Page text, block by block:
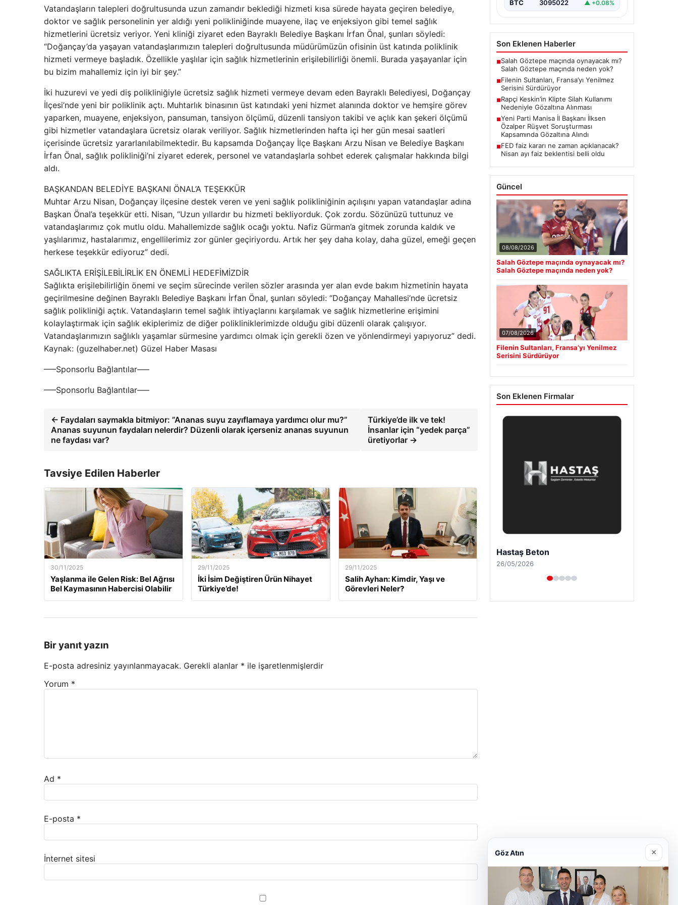
Vatandaşların talepleri doğrultusunda uzun zamandır beklediği hizmeti kısa sürede hayata geçiren belediye,
doktor ve sağlık personelinin yer aldığı yeni polikliniğinde muayene, ilaç ve enjeksiyon gibi temel sağlık
hizmetlerini ücretsiz veriyor. Yeni kliniği ziyaret eden Bayraklı Belediye Başkanı İrfan Önal, şunları söyledi:
“Doğançay’da yaşayan vatandaşlarımızın talepleri doğrultusunda müdürümüzün ofisinin üst katında poliklinik
hizmeti vermeye başladık. Özellikle yaşlılar için sağlık hizmetlerinin erişilebilirliği önemli. Burada yaşayanlar için
bu bizim mahallemiz için iyi bir şey.”
İki huzurevi ve yedi diş polikliniğiyle ücretsiz sağlık hizmeti vermeye devam eden Bayraklı Belediyesi, Doğançay
İlçesi’nde yeni bir poliklinik açtı. Muhtarlık binasının üst katındaki yeni hizmet alanında doktor ve hemşire görev
yaparken, muayene, enjeksiyon, pansuman, tansiyon ölçümü, düzenli tansiyon takibi ve açlık kan şekeri ölçümü
gibi hizmetler vatandaşlara ücretsiz olarak veriliyor. Sağlık hizmetlerinden hafta içi her gün mesai saatleri
içerisinde ücretsiz yararlanılabilmektedir. Bu kapsamda Doğançay İlçe Başkanı Arzu Nisan ve Belediye Başkanı
İrfan Önal, sağlık polikliniği’ni ziyaret ederek, personel ve vatandaşlarla sohbet ederek çalışmalar hakkında bilgi
aldı.
BAŞKANDAN BELEDİYE BAŞKANI ÖNAL’A TEŞEKKÜR
Muhtar Arzu Nisan, Doğançay ilçesine destek veren ve yeni sağlık polikliniğinin açılışını yapan vatandaşlar adına
Başkan Önal’a teşekkür etti. Nisan, “Uzun yıllardır bu hizmeti bekliyorduk. Çok zordu. Sözünüzü tuttunuz ve
vatandaşlarımız çok mutlu oldu. Mahallemizde sağlık ocağı yoktu. Nafiz Gürman’a gitmek zorunda kaldık ve
yaşlılarımız, hastalarımız, engellilerimiz zor günler geçiriyordu. Artık her şey daha kolay, daha güzel, emeği geçen
herkese teşekkür ediyoruz” dedi.
SAĞLIKTA ERİŞİLEBİLİRLİK EN ÖNEMLİ HEDEFİMİZDİR
Sağlıkta erişilebilirliğin önemi ve seçim sürecinde verilen sözler arasında yer alan evde bakım hizmetinin hayata
geçirilmesine değinen Bayraklı Belediye Başkanı İrfan Önal, şunları söyledi: “Doğançay Mahallesi’nde ücretsiz
sağlık polikliniği açtık. Vatandaşların temel sağlık ihtiyaçlarını karşılamak ve sağlık hizmetlerine erişimini
kolaylaştırmak için sağlık ekiplerimiz de diğer polikliniklerimizde olduğu gibi düzenli olarak çalışıyor.
Vatandaşlarımızın sağlıklı yaşamlar sürmesine yardımcı olmak için gerekli özen ve yönlendirmeyi yapıyoruz” dedi.
Kaynak: (guzelhaber.net) Güzel Haber Masası
—–Sponsorlu Bağlantılar—–
—–Sponsorlu Bağlantılar—–
← Faydaları saymakla bitmiyor: ”Ananas suyu zayıflamaya yardımcı olur mu?”
Ananas suyunun faydaları nelerdir? Düzenli olarak içerseniz ananas suyunun
ne faydası var?
Türkiye’de ilk ve tek!
İnsanlar için “yedek parça”
üretiyorlar →
Tavsiye Edilen Haberler
30/11/2025
Yaşlanma ile Gelen Risk: Bel Ağrısı
Bel Kaymasının Habercisi Olabilir
29/11/2025
İki İsim Değiştiren Ürün Nihayet
Türkiye’de!
29/11/2025
Salih Ayhan: Kimdir, Yaşı ve
Görevleri Neler?
Bir yanıt yazın
E-posta adresiniz yayınlanmayacak. Gerekli alanlar * ile işaretlenmişlerdir
Yorum *
Ad *
E-posta *
İnternet sitesi
BTC 3095022 ▲ +0.08%
Son Eklenen Haberler
■Salah Göztepe maçında oynayacak mı?
Salah Göztepe maçında neden yok?
■Filenin Sultanları, Fransa’yı Yenilmez
Serisini Sürdürüyor
■Rapçi Keskin’in Klipte Silah Kullanımı
Nedeniyle Gözaltına Alınması
■Yeni Parti Manisa İl Başkanı İlksen
Özalper Rüşvet Soruşturması
Kapsamında Gözaltına Alındı
■FED faiz kararı ne zaman açıklanacak?
Nisan ayı faiz beklentisi belli oldu
Güncel
08/08/2026
Salah Göztepe maçında oynayacak mı?
Salah Göztepe maçında neden yok?
07/08/2026
Filenin Sultanları, Fransa’yı Yenilmez
Serisini Sürdürüyor
Son Eklenen Firmalar
Enes Kaplan Avukatlık Bürosu
28/04/2026
Göz Atın ×